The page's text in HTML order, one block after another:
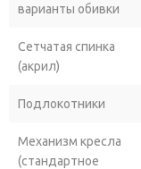
варианты обивки
Сетчатая спинка
(акрил)
Подлокотники
Механизм кресла
(стандартное